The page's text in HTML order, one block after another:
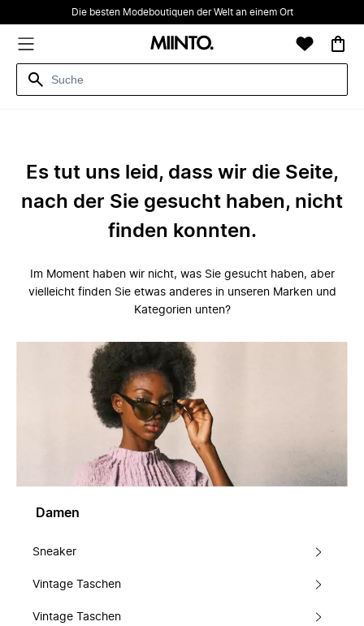
Die besten Modeboutiquen der Welt an einem Ort
Es tut uns leid, dass wir die Seite,
nach der Sie gesucht haben, nicht
finden konnten.
Im Moment haben wir nicht, was Sie gesucht haben, aber
vielleicht finden Sie etwas anderes in unseren Marken und
Kategorien unten?
Damen
Sneaker
Vintage Taschen
Vintage Taschen